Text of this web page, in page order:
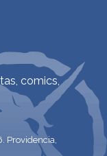
comics,
Providencia,